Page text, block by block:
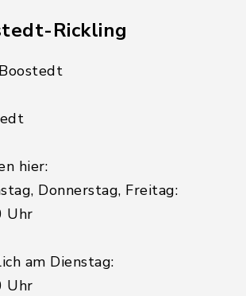
Rickling
hier:
Donnerstag, Freitag:
Uhr
am Dienstag:
Uhr